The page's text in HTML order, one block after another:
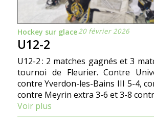
Hockey sur glace20 février 2026
U12-2
U12-2 : 2 matches gagnés et 3
tournoi de Fleurier. Contre
contre Yverdon-les-Bains III 5-4,
contre Meyrin extra 3-6 et 3-8
Voir plus